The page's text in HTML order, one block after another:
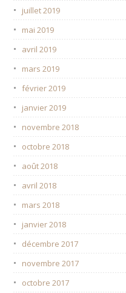
juillet 2019
mai 2019
avril 2019
mars 2019
février 2019
janvier 2019
novembre 2018
octobre 2018
août 2018
avril 2018
mars 2018
janvier 2018
décembre 2017
novembre 2017
octobre 2017